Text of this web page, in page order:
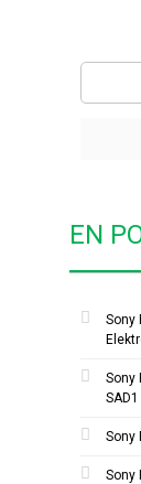
EN
Sony
Sony
SAD1
Sony
Sony